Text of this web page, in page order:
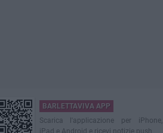
BARLETTAVIVA APP
Scarica l'applicazione per iPhone,
iPad e Android e ricevi notizie push